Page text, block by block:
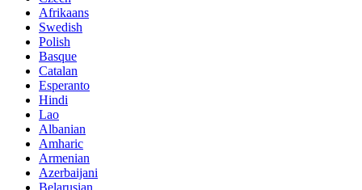
Afrikaans
Swedish
Polish
Basque
Catalan
Esperanto
Hindi
Lao
Albanian
Amharic
Armenian
Azerbaijani
Belarusian